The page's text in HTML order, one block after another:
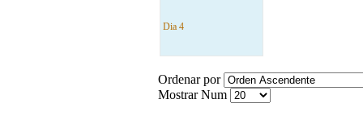
Dia 4
Ordenar por
Mostrar Num